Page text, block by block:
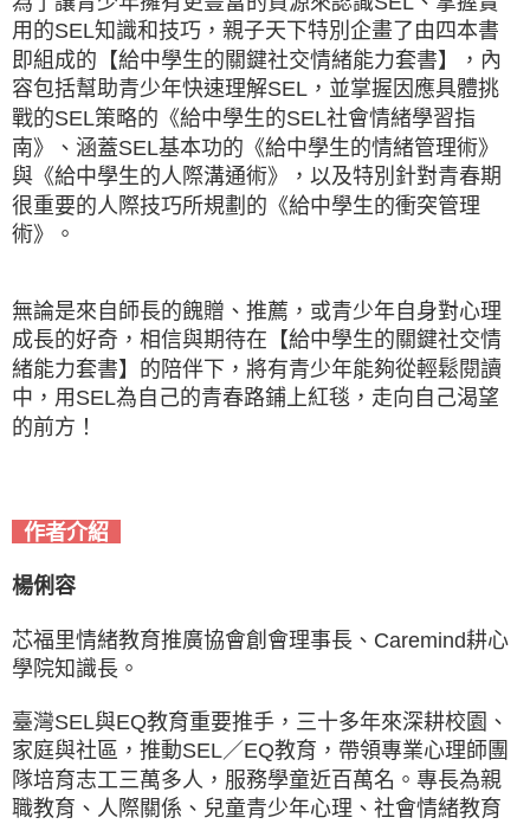
用的SEL知識和技巧，親子天下特別企畫了由四本書
即組成的【給中學生的關鍵社交情緒能力套書】，內
容包括幫助青少年快速理解SEL，並掌握因應具體挑
戰的SEL策略的《給中學生的SEL社會情緒學習指
南》、涵蓋SEL基本功的《給中學生的情緒管理術》
與《給中學生的人際溝通術》，以及特別針對青春期
很重要的人際技巧所規劃的《給中學生的衝突管理
術》。
無論是來自師長的餽贈、推薦，或青少年自身對心理
成長的好奇，相信與期待在【給中學生的關鍵社交情
緒能力套書】的陪伴下，將有青少年能夠從輕鬆閱讀
中，用SEL為自己的青春路鋪上紅毯，走向自己渴望
的前方！
作者介紹
楊俐容
芯福里情緒教育推廣協會創會理事長、Caremind耕心
學院知識長。
臺灣SEL與EQ教育重要推手，三十多年來深耕校園、
家庭與社區，推動SEL／EQ教育，帶領專業心理師團
隊培育志工三萬多人，服務學童近百萬名。專長為親
職教育、人際關係、兒童青少年心理、社會情緒教育